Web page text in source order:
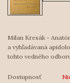
Milan Kresák -
a vyhľadávaná
tohto vedného
Dostupnosť